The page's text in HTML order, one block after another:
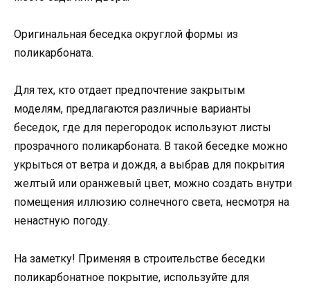
Оригинальная беседка округлой формы из
поликарбоната.
Для тех, кто отдает предпочтение закрытым
моделям, предлагаются различные варианты
беседок, где для перегородок используют листы
прозрачного поликарбоната. В такой беседке можно
укрыться от ветра и дождя, а выбрав для покрытия
желтый или оранжевый цвет, можно создать внутри
помещения иллюзию солнечного света, несмотря на
ненастную погоду.
На заметку! Применяя в строительстве беседки
поликарбонатное покрытие, используйте для